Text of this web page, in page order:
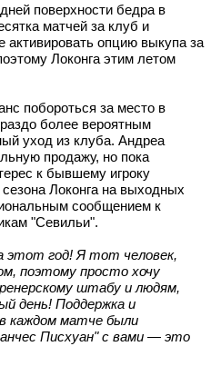
поверхности бедра в
матчей за клуб и
опцию выкупа за
Локонга этим летом
побороться за место в
более вероятным
уход из клуба. Андреа
продажу, но пока
к бывшему игроку
Локонга на выходных
сообщением к
"Севильи".
этот год! Я тот человек,
поэтому просто хочу
штабу и людям,
день! Поддержка и
каждом матче были
Писхуан" с вами — это